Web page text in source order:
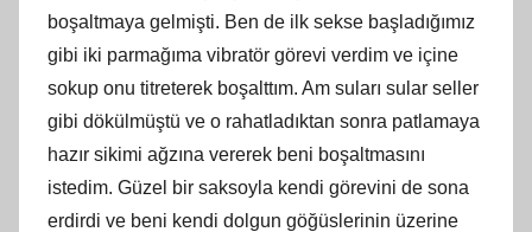
boşaltmaya gelmişti. Ben de ilk sekse başladığımız
gibi iki parmağıma vibratör görevi verdim ve içine
sokup onu titreterek boşalttım. Am suları sular seller
gibi dökülmüştü ve o rahatladıktan sonra patlamaya
hazır sikimi ağzına vererek beni boşaltmasını
istedim. Güzel bir saksoyla kendi görevini de sona
erdirdi ve beni kendi dolgun göğüslerinin üzerine